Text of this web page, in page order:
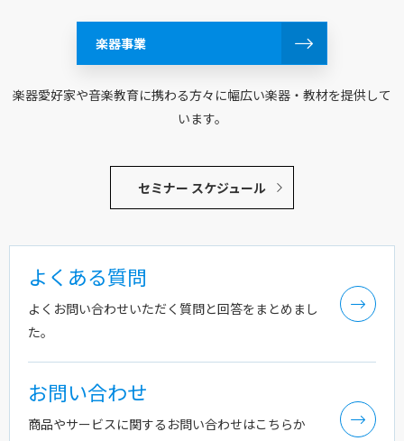
楽器事業
楽器愛好家や音楽教育に携わる方々に幅広い楽器・教材を提供して
います。
セミナー スケジュール
よくある質問
よくお問い合わせいただく質問と回答をまとめまし
た。
お問い合わせ
商品やサービスに関するお問い合わせはこちらか